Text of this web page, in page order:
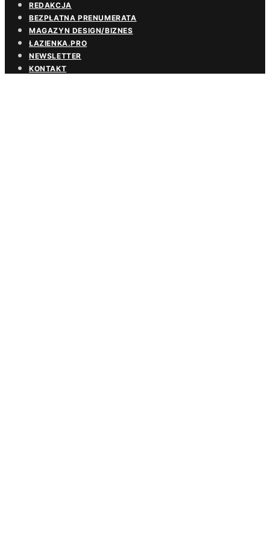
REDAKCJA
BEZPŁATNA PRENUMERATA
MAGAZYN DESIGN/BIZNES
ŁAZIENKA.PRO
NEWSLETTER
KONTAKT